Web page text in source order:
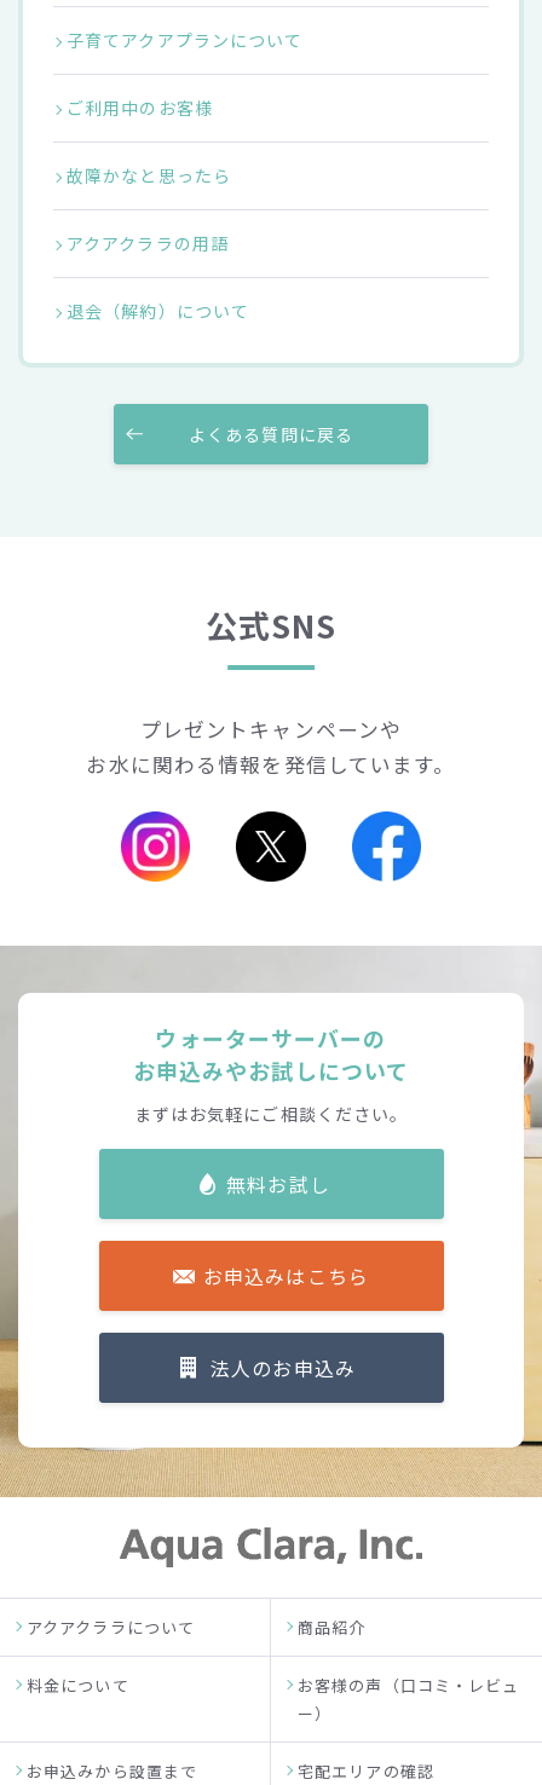
子育てアクアプランについて
ご利用中のお客様
故障かなと思ったら
アクアクララの用語
退会（解約）について
よくある質問に戻る
公式SNS
プレゼントキャンペーンや
お水に関わる情報を発信しています。
ウォーターサーバーの
お申込みやお試しについて
まずはお気軽にご相談ください。
無料お試し
お申込みはこちら
法人のお申込み
アクアクララについて 商品紹介
料金について
お客様の声（口コミ・レビュ
ー）
お申込みから設置まで 宅配エリアの確認